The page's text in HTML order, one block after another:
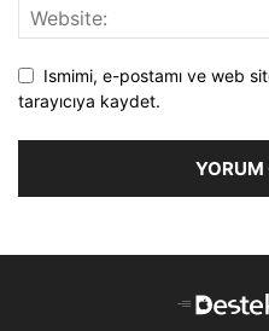
Ismimi, e-postamı ve web
tarayıcıya kaydet.